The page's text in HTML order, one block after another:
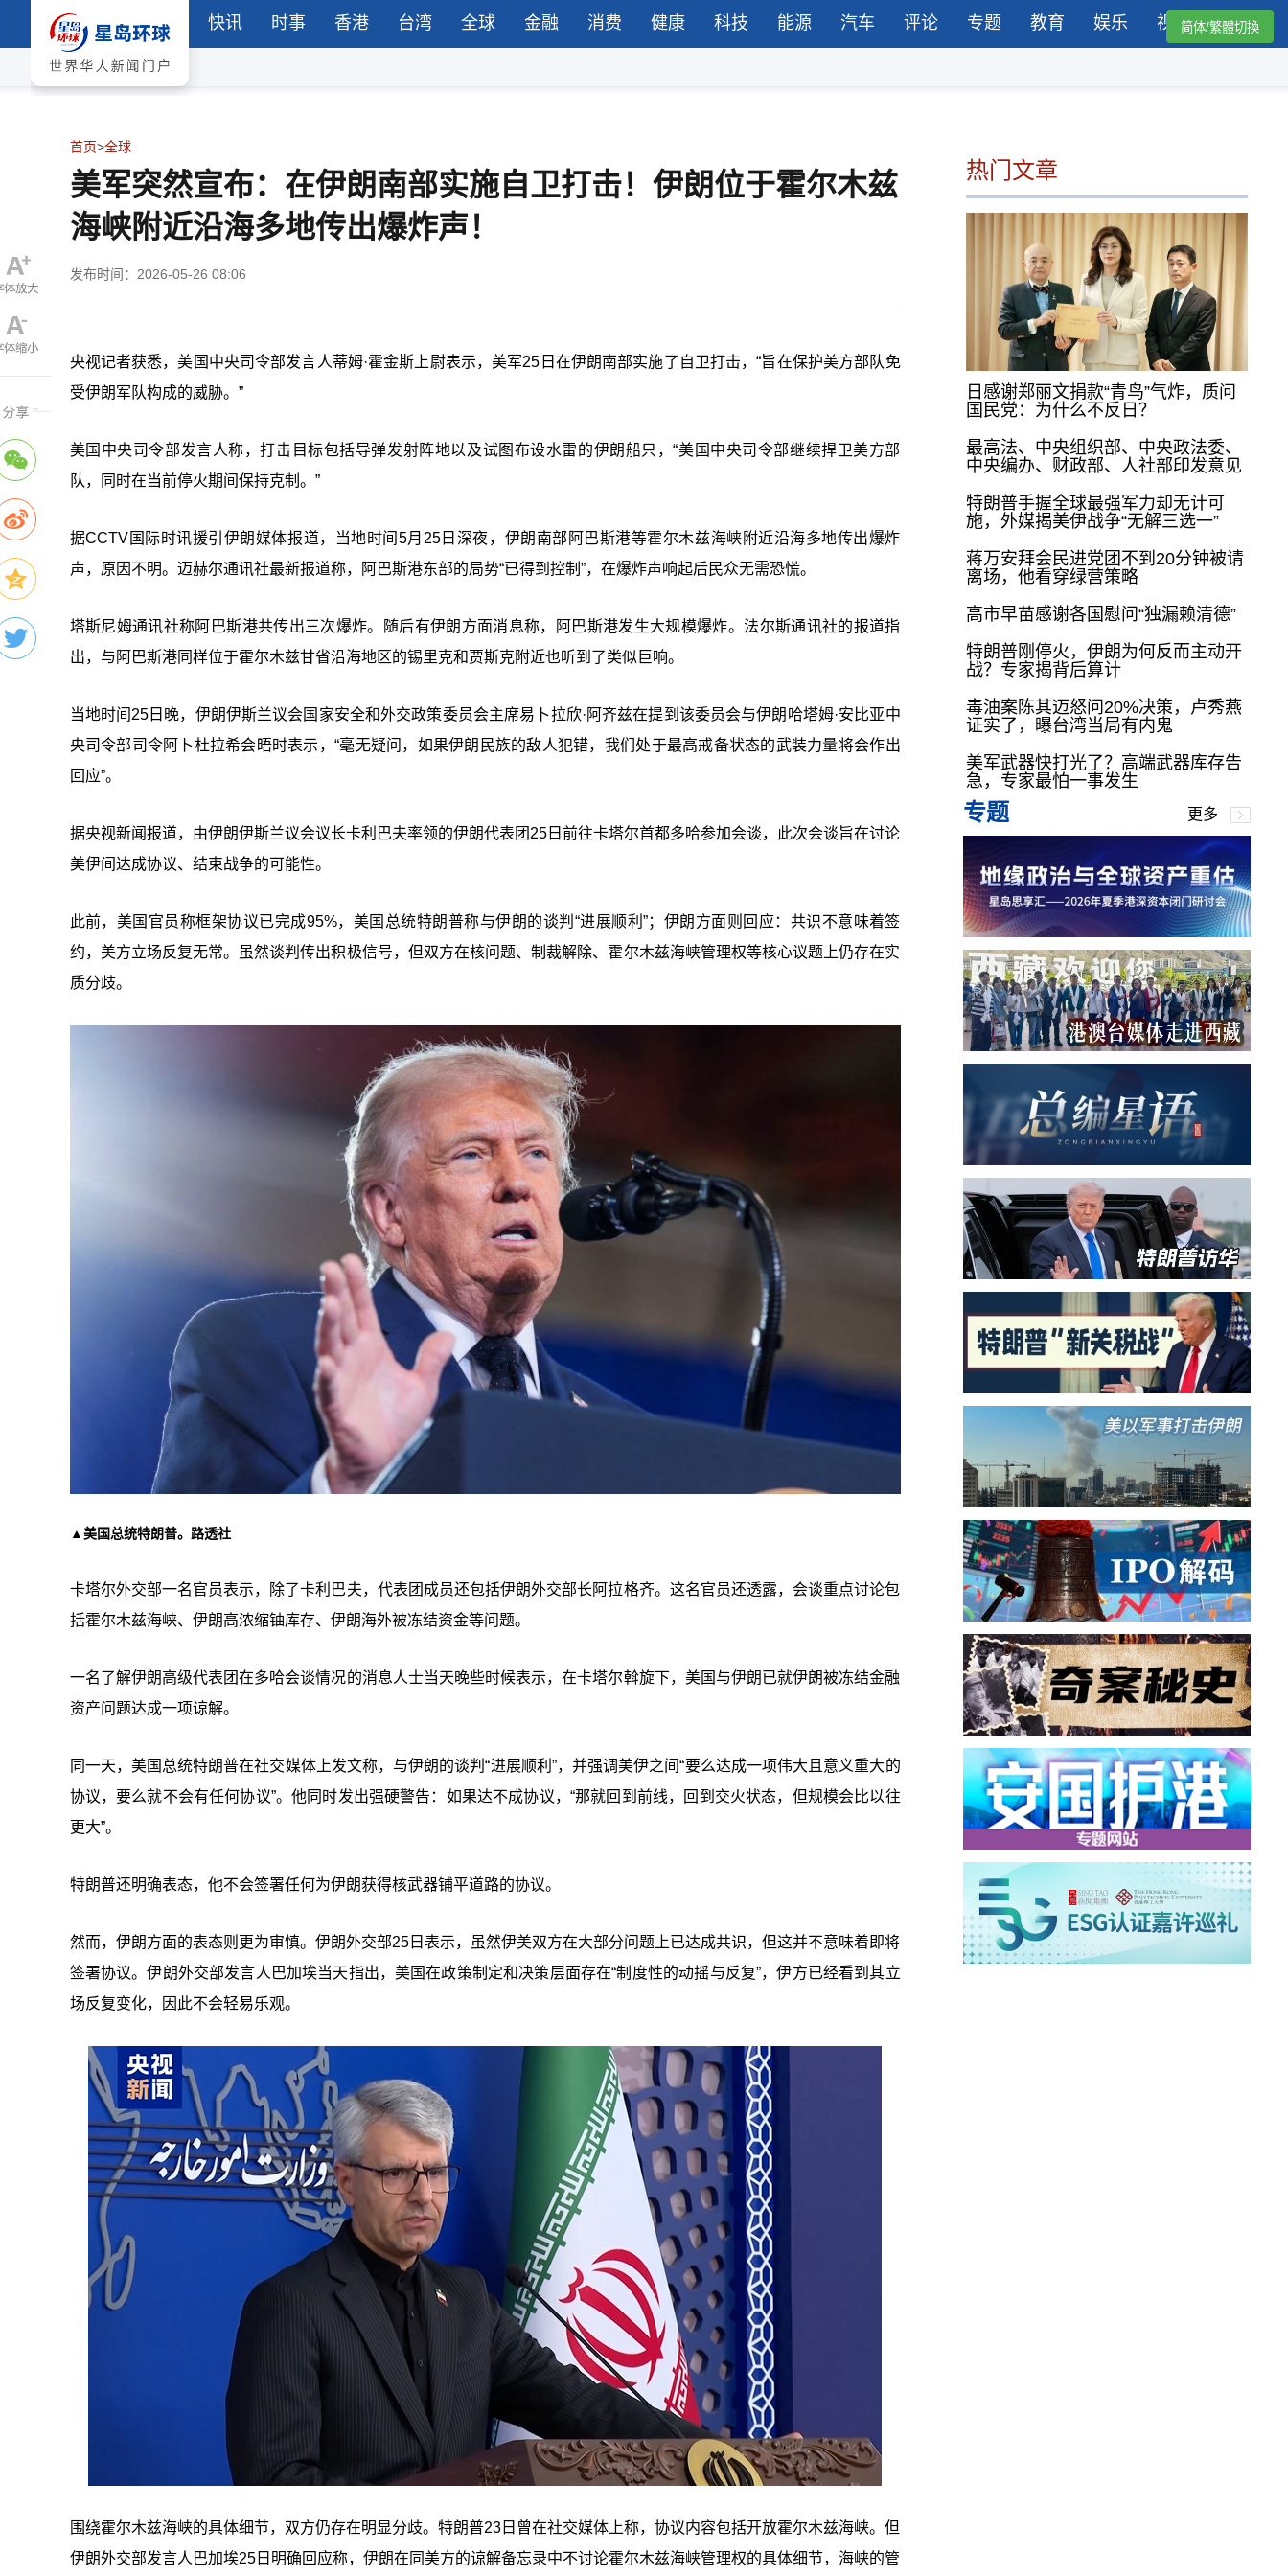
快讯 时事 香港 台湾 全球 金融 消费 健康 科技 能源 汽车 评论 专题 教育 娱乐 视频简体/繁體切換
首页>全球
美军突然宣布：在伊朗南部实施自卫打击！伊朗位于霍尔木兹
海峡附近沿海多地传出爆炸声！
发布时间：2026-05-26 08:06
央视记者获悉，美国中央司令部发言人蒂姆·霍金斯上尉表示，美军25日在伊朗南部实施了自卫打击，“旨在保护美方部队免
受伊朗军队构成的威胁。”
美国中央司令部发言人称，打击目标包括导弹发射阵地以及试图布设水雷的伊朗船只，“美国中央司令部继续捍卫美方部
队，同时在当前停火期间保持克制。”
据CCTV国际时讯援引伊朗媒体报道，当地时间5月25日深夜，伊朗南部阿巴斯港等霍尔木兹海峡附近沿海多地传出爆炸
声，原因不明。迈赫尔通讯社最新报道称，阿巴斯港东部的局势“已得到控制”，在爆炸声响起后民众无需恐慌。
塔斯尼姆通讯社称阿巴斯港共传出三次爆炸。随后有伊朗方面消息称，阿巴斯港发生大规模爆炸。法尔斯通讯社的报道指
出，与阿巴斯港同样位于霍尔木兹甘省‌沿海地区的锡里克和贾斯克附近也听到了类似巨响。
当地时间25日晚，伊朗伊斯兰议会国家安全和外交政策委员会主席易卜拉欣·阿齐兹在提到该委员会与伊朗哈塔姆·安比亚中
央司令部司令阿卜杜拉希会晤时表示，“毫无疑问，如果伊朗民族的敌人犯错，我们处于最高戒备状态的武装力量将会作出
回应”。
据央视新闻报道，由伊朗伊斯兰议会议长卡利巴夫率领的伊朗代表团25日前往卡塔尔首都多哈参加会谈，此次会谈旨在讨论
美伊间达成协议、结束战争的可能性。
此前，美国官员称框架协议已完成95%，美国总统特朗普称与伊朗的谈判“进展顺利”；伊朗方面则回应：共识不意味着签
约，美方立场反复无常。虽然谈判传出积极信号，但双方在核问题、制裁解除、霍尔木兹海峡管理权等核心议题上仍存在实
质分歧。
▲美国总统特朗普。路透社
卡塔尔外交部一名官员表示，除了卡利巴夫，代表团成员还包括伊朗外交部长阿拉格齐。这名官员还透露，会谈重点讨论包
括霍尔木兹海峡、伊朗高浓缩铀库存、伊朗海外被冻结资金等问题。
一名了解伊朗高级代表团在多哈会谈情况的消息人士当天晚些时候表示，在卡塔尔斡旋下，美国与伊朗已就伊朗被冻结金融
资产问题达成一项谅解。
同一天，美国总统特朗普在社交媒体上发文称，与伊朗的谈判“进展顺利”，并强调美伊之间“要么达成一项伟大且意义重大的
协议，要么就不会有任何协议”。他同时发出强硬警告：如果达不成协议，“那就回到前线，回到交火状态，但规模会比以往
更大”。
特朗普还明确表态，他不会签署任何为伊朗获得核武器铺平道路的协议。
然而，伊朗方面的表态则更为审慎。伊朗外交部25日表示，虽然伊美双方在大部分问题上已达成共识，但这并不意味着即将
签署协议。伊朗外交部发言人巴加埃当天指出，美国在政策制定和决策层面存在“制度性的动摇与反复”，伊方已经看到其立
场反复变化，因此不会轻易乐观。
围绕霍尔木兹海峡的具体细节，双方仍存在明显分歧。特朗普23日曾在社交媒体上称，协议内容包括开放霍尔木兹海峡。但
伊朗外交部发言人巴加埃25日明确回应称，伊朗在同美方的谅解备忘录中不讨论霍尔木兹海峡管理权的具体细节，海峡的管
热门文章
日感谢郑丽文捐款“青鸟”气炸，质问
国民党：为什么不反日？
最高法、中央组织部、中央政法委、
中央编办、财政部、人社部印发意见
特朗普手握全球最强军力却无计可
施，外媒揭美伊战争“无解三选一”
蒋万安拜会民进党团不到20分钟被请
离场，他看穿绿营策略
高市早苗感谢各国慰问“独漏赖清德”
特朗普刚停火，伊朗为何反而主动开
战？专家揭背后算计
毒油案陈其迈怒问20%决策，卢秀燕
证实了，曝台湾当局有内鬼
美军武器快打光了？高端武器库存告
急，专家最怕一事发生
专题 更多